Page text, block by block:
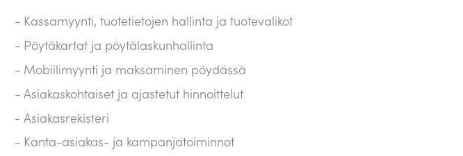
Kassamyynti, tuotetietojen hallinta ja tuotevalikot
Pöytäkartat ja pöytälaskunhallinta
Mobiilimyynti ja maksaminen pöydässä
Asiakaskohtaiset ja ajastetut hinnoittelut
Asiakasrekisteri
Kanta-asiakas- ja kampanjatoiminnot